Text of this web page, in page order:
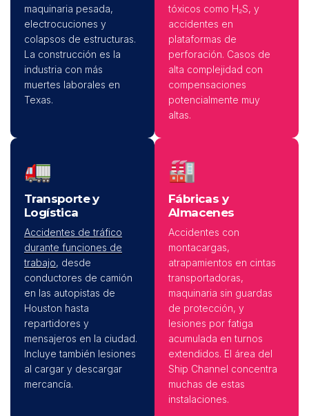
maquinaria pesada,
electrocuciones y
colapsos de estructuras.
La construcción es la
industria con más
muertes laborales en
Texas.
tóxicos como H₂S, y
accidentes en
plataformas de
perforación. Casos de
alta complejidad con
compensaciones
potencialmente muy
altas.
🚛
Transporte y
Logística
Accidentes de tráfico
durante funciones de
trabajo, desde
conductores de camión
en las autopistas de
Houston hasta
repartidores y
mensajeros en la ciudad.
Incluye también lesiones
al cargar y descargar
mercancía.
🏭
Fábricas y
Almacenes
Accidentes con
montacargas,
atrapamientos en cintas
transportadoras,
maquinaria sin guardas
de protección, y
lesiones por fatiga
acumulada en turnos
extendidos. El área del
Ship Channel concentra
muchas de estas
instalaciones.